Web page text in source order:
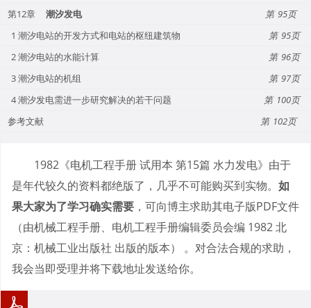
第12章
潮汐发电
95
1 潮汐电站的开发方式和电站的枢纽建筑物
95
2 潮汐电站的水能计算
96
3 潮汐电站的机组
97
4 潮汐发电需进一步研究解决的若干问题
100
参考文献
102
1982《电机工程手册 试用本 第15篇 水力发电》由于
是年代较久的资料都绝版了，几乎不可能购买到实物。 如
果大家为了学习确实需要 ，可向博主求助其电子版PDF文件
（由机械工程手册、电机工程手册编辑委员会编 1982 北
京：机械工业出版社 出版的版本） 。对合法合规的求助，
我会当即受理并将下载地址发送给你。